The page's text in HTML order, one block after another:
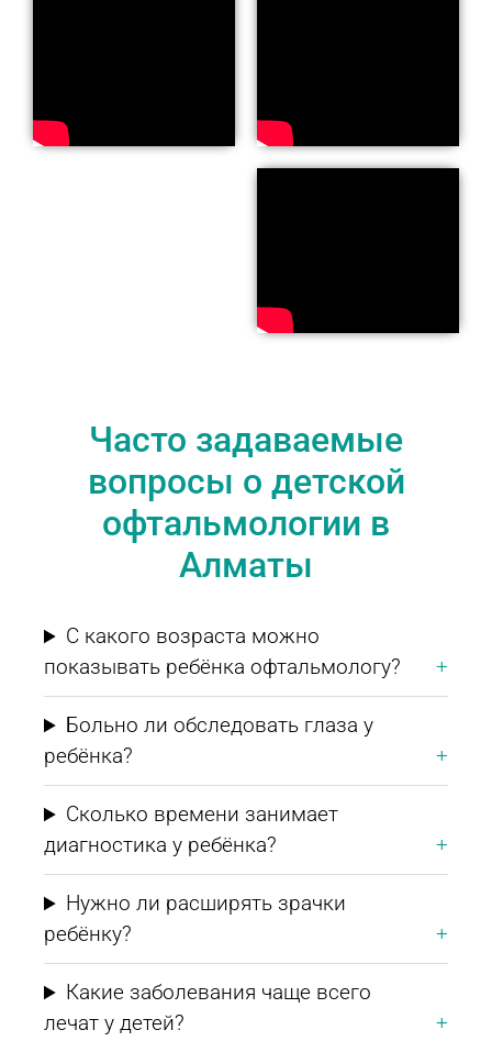
Часто задаваемые
вопросы о детской
офтальмологии в
Алматы
С какого возраста можно
показывать ребёнка офтальмологу?
Больно ли обследовать глаза у
ребёнка?
Сколько времени занимает
диагностика у ребёнка?
Нужно ли расширять зрачки
ребёнку?
Какие заболевания чаще всего
лечат у детей?